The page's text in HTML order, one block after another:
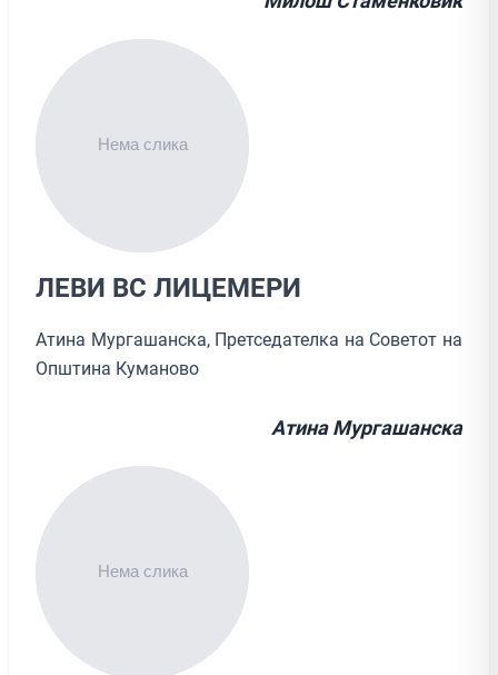
ЛЕВИ ВС ЛИЦЕМЕРИ
Атина Мургашанска, Претседателка на Советот на
Општина Куманово
Атина Мургашанска